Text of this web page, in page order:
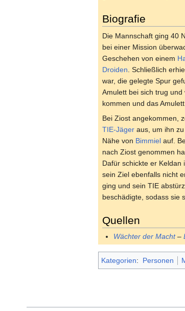
Biografie
Die Mannschaft ging 40
bei einer Mission
Geschehen von einem
Droiden . Schließlich
war, die gelegte Spur
Amulett bei sich trug
kommen und das
Bei Ziost angekommen,
TIE-Jäger aus, um ihn
Nähe von Bimmiel auf.
nach Ziost genommen
Dafür schickte er Keldan
sein Ziel ebenfalls nicht
ging und sein TIE
beschädigte, sodass sie
Quellen
Wächter der Macht–
Kategorien: Personen